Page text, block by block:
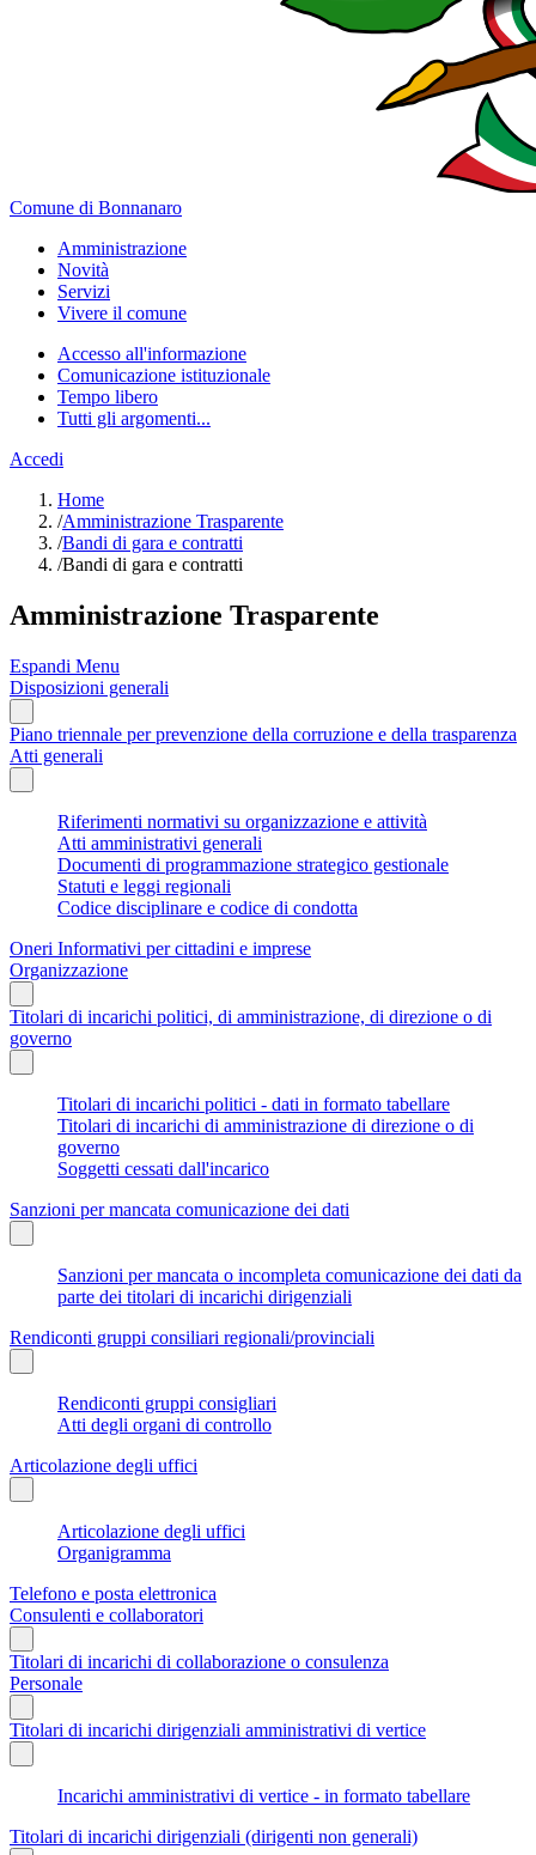
Comune di Bonnanaro
Amministrazione
Novità
Servizi
Vivere il comune
Accesso all'informazione
Comunicazione istituzionale
Tempo libero
Tutti gli argomenti...
Accedi
Home
/Amministrazione Trasparente
/Bandi di gara e contratti
/Bandi di gara e contratti
Amministrazione Trasparente
Espandi Menu
Disposizioni generali
Piano triennale per prevenzione della corruzione e della trasparenza
Atti generali
Riferimenti normativi su organizzazione e attività
Atti amministrativi generali
Documenti di programmazione strategico gestionale
Statuti e leggi regionali
Codice disciplinare e codice di condotta
Oneri Informativi per cittadini e imprese
Organizzazione
Titolari di incarichi politici, di amministrazione, di direzione o di
governo
Titolari di incarichi politici - dati in formato tabellare
Titolari di incarichi di amministrazione di direzione o di
governo
Soggetti cessati dall'incarico
Sanzioni per mancata comunicazione dei dati
Sanzioni per mancata o incompleta comunicazione dei dati da
parte dei titolari di incarichi dirigenziali
Rendiconti gruppi consiliari regionali/provinciali
Rendiconti gruppi consigliari
Atti degli organi di controllo
Articolazione degli uffici
Articolazione degli uffici
Organigramma
Telefono e posta elettronica
Consulenti e collaboratori
Titolari di incarichi di collaborazione o consulenza
Personale
Titolari di incarichi dirigenziali amministrativi di vertice
Incarichi amministrativi di vertice - in formato tabellare
Titolari di incarichi dirigenziali (dirigenti non generali)